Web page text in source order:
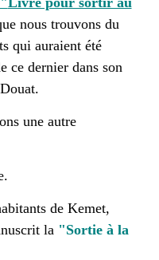
nous trouvons du
qui auraient été
ce dernier dans son
une autre
de Kemet,
la "Sortie à la